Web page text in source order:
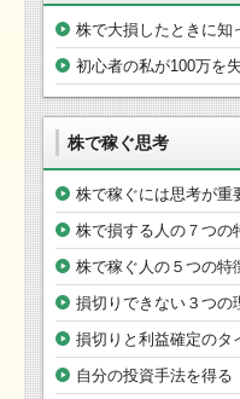
株で大損したときに知
初心者の私が100万を
株で稼ぐ思考
株で稼ぐには思考が重
株で損する人の７つの
株で稼ぐ人の５つの特
損切りできない３つの
損切りと利益確定のタ
自分の投資手法を得る